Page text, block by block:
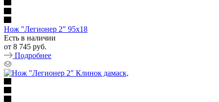
Нож "Легионер 2" 95х18
Есть в наличии
от 8 745 руб.
Подробнее